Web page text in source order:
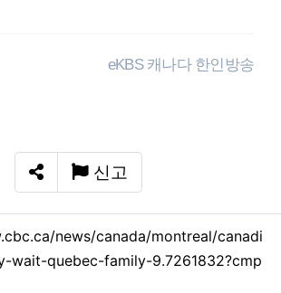
eKBS 캐나다 한인방송
SNS 공유
신고
news/canada/montreal/canadi
wait-quebec-family-9.7261832?cmp